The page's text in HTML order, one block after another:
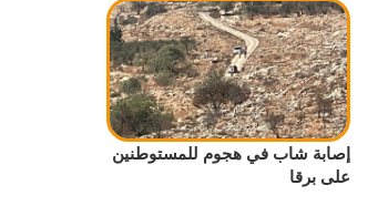
إصابة شاب في هجوم للمستوطنين
على برقا